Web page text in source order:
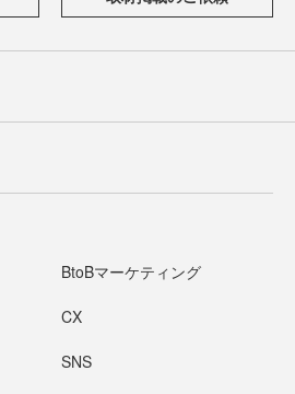
BtoBマーケティング
CX
SNS